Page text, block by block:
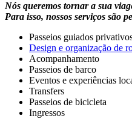
Nós queremos tornar a sua
Para isso, nossos serviços são
Passeios guiados
Design e organização de
Acompanhamento
Passeios de barco
Eventos e experiências
Transfers
Passeios de bicicleta
Ingressos